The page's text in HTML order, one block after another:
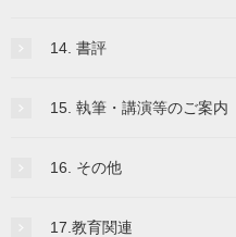
14. 書評
15. 執筆・講演等のご案内
16. その他
17.教育関連